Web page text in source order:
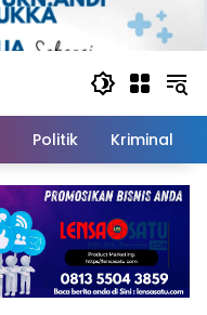
Politik Kriminal